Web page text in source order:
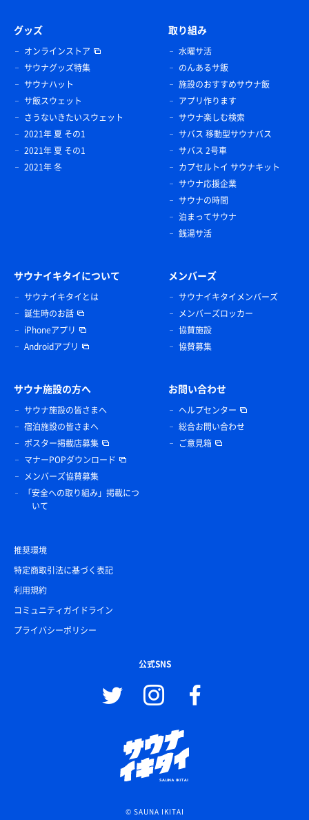
グッズ
オンラインストア
サウナグッズ特集
サウナハット
サ飯スウェット
さうないきたいスウェット
2021年 夏 その1
2021年 夏 その1
2021年 冬
取り組み
水曜サ活
のんあるサ飯
施設のおすすめサウナ飯
アプリ作ります
サウナ楽しむ検索
サバス 移動型サウナバス
サバス 2号車
カプセルトイ サウナキット
サウナ応援企業
サウナの時間
泊まってサウナ
銭湯サ活
サウナイキタイについて
サウナイキタイとは
誕生時のお話
iPhoneアプリ
Androidアプリ
メンバーズ
サウナイキタイメンバーズ
メンバーズロッカー
協賛施設
協賛募集
サウナ施設の方へ
サウナ施設の皆さまへ
宿泊施設の皆さまへ
ポスター掲載店募集
マナーPOPダウンロード
メンバーズ協賛募集
「安全への取り組み」掲載につ
いて
お問い合わせ
ヘルプセンター
総合お問い合わせ
ご意見箱
推奨環境
特定商取引法に基づく表記
利用規約
コミュニティガイドライン
プライバシーポリシー
公式SNS
© SAUNA IKITAI